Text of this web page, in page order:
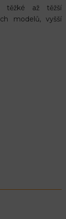
těžké až těžší
modelů, vyšší